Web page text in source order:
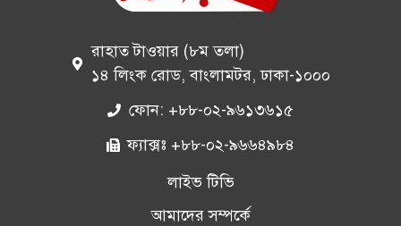
রাহাত টাওয়ার (৮ম তলা)
১৪ লিংক রোড, বাংলামটর, ঢাকা-১০০০
ফোন: +৮৮-০২-৯৬১৩৬১৫
ফ্যাক্সঃ +৮৮-০২-৯৬৬৪৯৮৪
লাইভ টিভি
আমাদের সম্পর্কে